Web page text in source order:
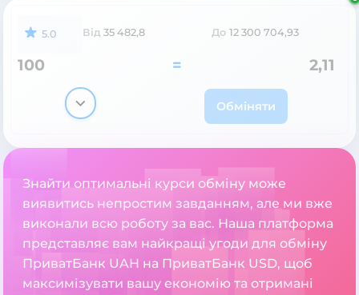
5.0 Від 35 482,8 До 12 300 704,93
100 = 2,11
Обміняти
Знайти оптимальні курси обміну може
виявитись непростим завданням, але ми вже
виконали всю роботу за вас. Наша платформа
представляє вам найкращі угоди для обміну
ПриватБанк UAH на ПриватБанк USD, щоб
максимізувати вашу економію та отримані